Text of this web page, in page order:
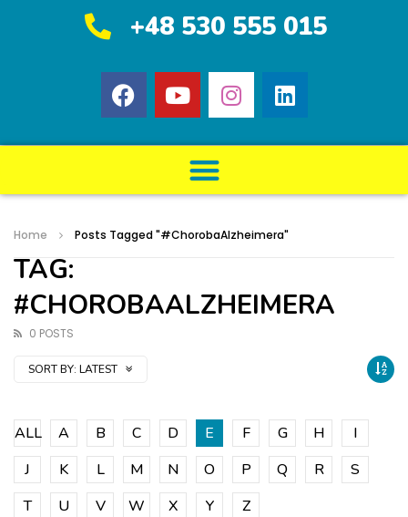
+48 530 555 015
Home Posts Tagged "#ChorobaAlzheimera"
TAG:
#CHOROBAALZHEIMERA
0 POSTS
SORT BY: LATEST
ALL A B C D E F G H
I
J
K L M N O P Q R
S
T
U V W X Y Z